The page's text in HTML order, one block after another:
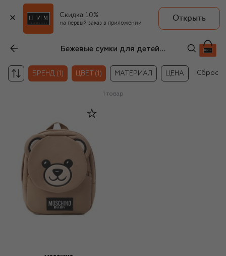
Скидка 10%
на первый заказ в приложении
Открыть
Бежевые сумки для детей Moschino
БРЕНД (1) ЦВЕТ (1) МАТЕРИАЛ ЦЕНА
1 товар